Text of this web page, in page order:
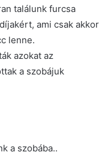
találunk furcsa
ami csak akkor
lenne.
azokat az
a szobájuk
a szobába..